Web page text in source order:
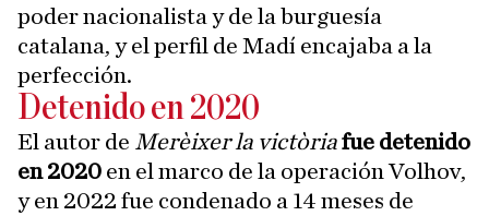
poder nacionalista y de la burguesía
catalana, y el perfil de Madí encajaba a la
perfección.
Detenido en 2020
El autor de Merèixer la victòriafue detenido
en 2020 en el marco de la operación Volhov,
y en 2022 fue condenado a 14 meses de